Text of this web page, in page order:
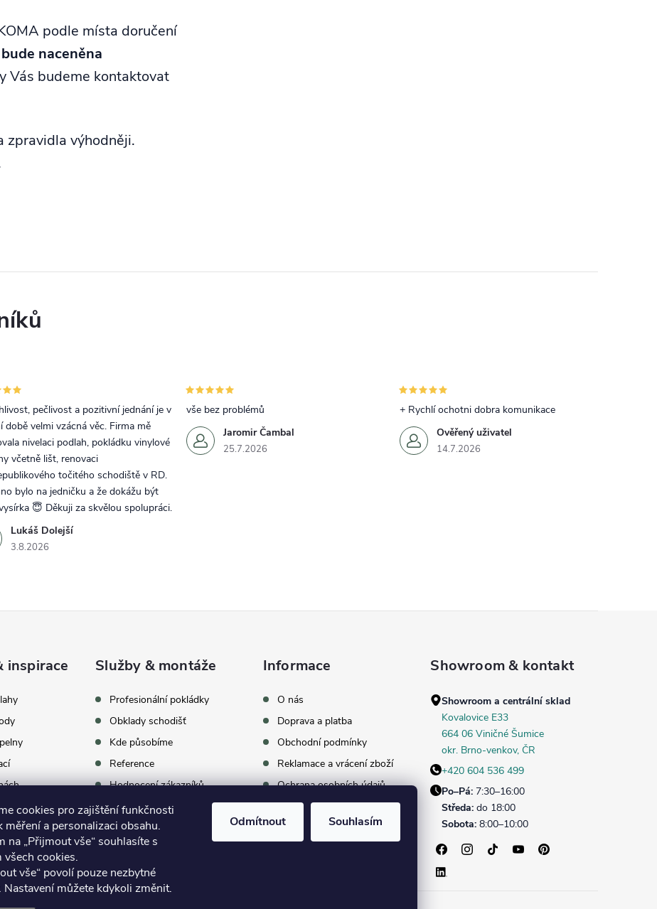
cookies pro zajištění funkčnosti
měření a personalizaci obsahu.
na „Přijmout vše“ souhlasíte s
všech cookies.
vše“ povolí pouze nezbytné
Nastavení můžete kdykoli změnit.
Odmítnout Souhlasím
podle místa doručení
naceněna
Vás budeme kontaktovat
zpravidla výhodněji.
Lukáš Dolejší
3.8.2026
pečlivost a pozitivní jednání je v
době velmi vzácná věc. Firma mě
nivelaci podlah, pokládku vinylové
včetně lišt, renovaci
točitého schodiště v RD.
bylo na jedničku a že dokážu být
😇 Děkuji za skvělou spolupráci.
Jaromir Čambal
25.7.2026
vše bez problémů
Ověřený uživatel
14.7.2026
+ Rychlí ochotni dobra komunikace
5, celkem369hodnocení
5
inspirace Služby & montáže
Profesionální pokládky
Obklady schodišť
Kde působíme
Reference
Hodnocení zákazníků
Proč vybrat BUKOMU
Informace
O nás
Doprava a platba
Obchodní podmínky
Reklamace a vrácení zboží
Ochrana osobních údajů
Archív vyprodaných dekorů
Kontakty
Showroom & kontakt
Showroom a centrální sklad
Kovalovice E33
664 06 Viničné Šumice
okr. Brno‑venkov, ČR
+420 604 536 499
Po–Pá: 7:30–16:00
Středa: do 18:00
Sobota: 8:00–10:00